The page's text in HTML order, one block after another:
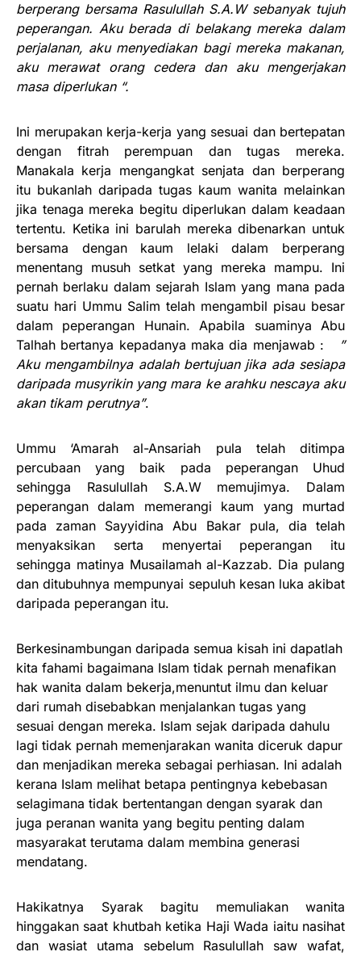
berperang bersama Rasulullah S.A.W sebanyak tujuh
peperangan. Aku berada di belakang mereka dalam
perjalanan, aku menyediakan bagi mereka makanan,
aku merawat orang cedera dan aku mengerjakan
masa diperlukan “.
Ini merupakan kerja-kerja yang sesuai dan bertepatan
dengan fitrah perempuan dan tugas mereka.
Manakala kerja mengangkat senjata dan berperang
itu bukanlah daripada tugas kaum wanita melainkan
jika tenaga mereka begitu diperlukan dalam keadaan
tertentu. Ketika ini barulah mereka dibenarkan untuk
bersama dengan kaum lelaki dalam berperang
menentang musuh setkat yang mereka mampu. Ini
pernah berlaku dalam sejarah Islam yang mana pada
suatu hari Ummu Salim telah mengambil pisau besar
dalam peperangan Hunain. Apabila suaminya Abu
Talhah bertanya kepadanya maka dia menjawab :
”
Aku mengambilnya adalah bertujuan jika ada sesiapa
daripada musyrikin yang mara ke arahku nescaya aku
akan tikam perutnya”.
Ummu ‘Amarah al-Ansariah pula telah ditimpa
percubaan yang baik pada peperangan Uhud
sehingga Rasulullah S.A.W memujimya. Dalam
peperangan dalam memerangi kaum yang murtad
pada zaman Sayyidina Abu Bakar pula, dia telah
menyaksikan serta menyertai peperangan itu
sehingga matinya Musailamah al-Kazzab. Dia pulang
dan ditubuhnya mempunyai sepuluh kesan luka akibat
daripada peperangan itu.
Berkesinambungan daripada semua kisah ini dapatlah
kita fahami bagaimana Islam tidak pernah menafikan
hak wanita dalam bekerja,menuntut ilmu dan keluar
dari rumah disebabkan menjalankan tugas yang
sesuai dengan mereka. Islam sejak daripada dahulu
lagi tidak pernah memenjarakan wanita diceruk dapur
dan menjadikan mereka sebagai perhiasan. Ini adalah
kerana Islam melihat betapa pentingnya kebebasan
selagimana tidak bertentangan dengan syarak dan
juga peranan wanita yang begitu penting dalam
masyarakat terutama dalam membina generasi
mendatang.
Hakikatnya Syarak bagitu memuliakan wanita
hinggakan saat khutbah ketika Haji Wada iaitu nasihat
dan wasiat utama sebelum Rasulullah saw wafat,